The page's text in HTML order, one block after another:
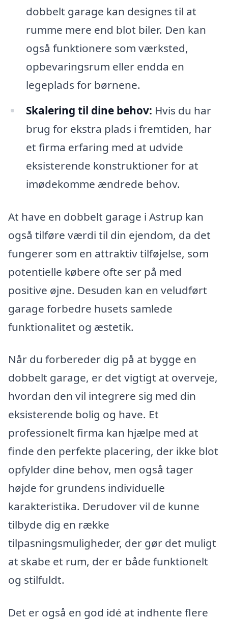
dobbelt garage kan designes til at
rumme mere end blot biler. Den kan
også funktionere som værksted,
opbevaringsrum eller endda en
legeplads for børnene.
Skalering til dine behov: Hvis du har
brug for ekstra plads i fremtiden, har
et firma erfaring med at udvide
eksisterende konstruktioner for at
imødekomme ændrede behov.
At have en dobbelt garage i Astrup kan
også tilføre værdi til din ejendom, da det
fungerer som en attraktiv tilføjelse, som
potentielle købere ofte ser på med
positive øjne. Desuden kan en veludført
garage forbedre husets samlede
funktionalitet og æstetik.
Når du forbereder dig på at bygge en
dobbelt garage, er det vigtigt at overveje,
hvordan den vil integrere sig med din
eksisterende bolig og have. Et
professionelt firma kan hjælpe med at
finde den perfekte placering, der ikke blot
opfylder dine behov, men også tager
højde for grundens individuelle
karakteristika. Derudover vil de kunne
tilbyde dig en række
tilpasningsmuligheder, der gør det muligt
at skabe et rum, der er både funktionelt
og stilfuldt.
Det er også en god idé at indhente flere